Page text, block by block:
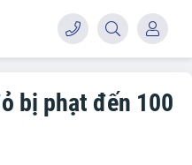
bị phạt đến 100